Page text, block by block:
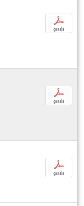
p
gratis
p
gratis
p
gratis